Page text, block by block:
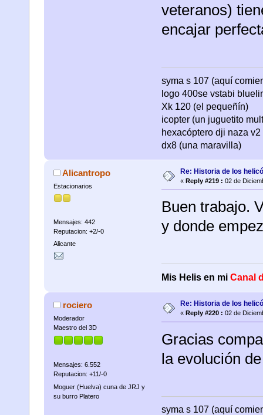
veteranos)
encajar
syma s 107 (aquí
logo 400se vstabi
Xk 120 (el pequeñín)
icopter (un juguetito
hexacóptero dji naza
dx8 (una maravilla)
Alicantropo
Estacionarios
Mensajes: 442
Reputacion: +2/-0
Alicante
Re: Historia de los
« Reply #219 : 02 de
Buen trabajo.
y donde
Mis Helis en mi Canal
rociero
Moderador
Maestro del 3D
Mensajes: 6.552
Reputacion: +11/-0
Moguer (Huelva) cuna de JRJ y
su burro Platero
Re: Historia de los
« Reply #220 : 02 de
Gracias
la evolución
syma s 107 (aquí